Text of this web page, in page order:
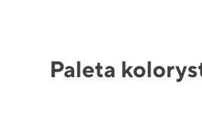
Paleta